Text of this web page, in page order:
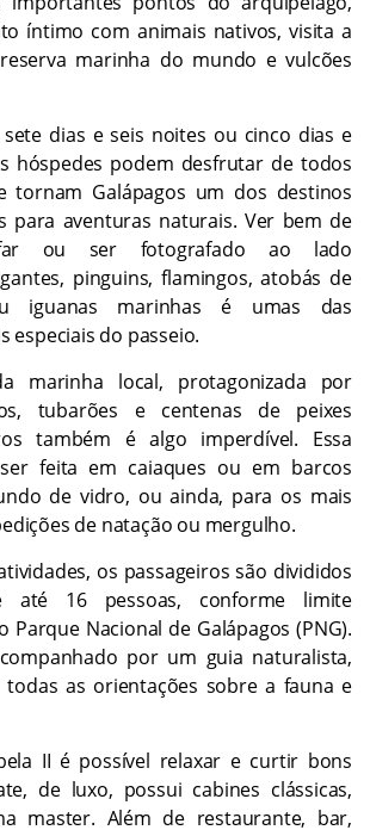
íntimo com animais nativos, visita a
marinha do mundo e vulcões
dias e seis noites ou cinco dias e
hóspedes podem desfrutar de todos
tornam Galápagos um dos destinos
para aventuras naturais. Ver bem de
ou ser fotografado ao lado
pinguins, flamingos, atobás de
iguanas marinhas é umas das
especiais do passeio.
marinha local, protagonizada por
tubarões e centenas de peixes
também é algo imperdível. Essa
feita em caiaques ou em barcos
de vidro, ou ainda, para os mais
de natação ou mergulho.
os passageiros são divididos
até 16 pessoas, conforme limite
Parque Nacional de Galápagos (PNG).
por um guia naturalista,
todas as orientações sobre a fauna e
II é possível relaxar e curtir bons
de luxo, possui cabines clássicas,
master. Além de restaurante, bar,